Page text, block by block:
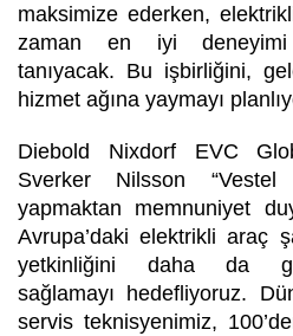
maksimize ederken,
zaman en iyi deneyimi
tanıyacak. Bu işbirliğini,
hizmet ağına yaymayı
Diebold Nixdorf EVC
Sverker Nilsson “Vestel
yapmaktan memnuniyet
Avrupa’daki elektrikli araç
yetkinliğini daha da
sağlamayı hedefliyoruz.
servis teknisyenimiz,